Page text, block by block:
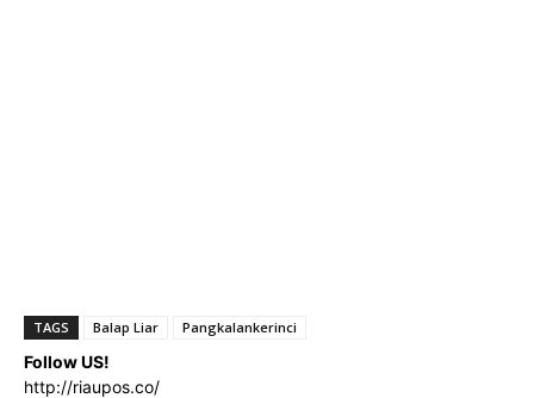
TAGS Balap Liar Pangkalankerinci
Follow US!
http://riaupos.co/